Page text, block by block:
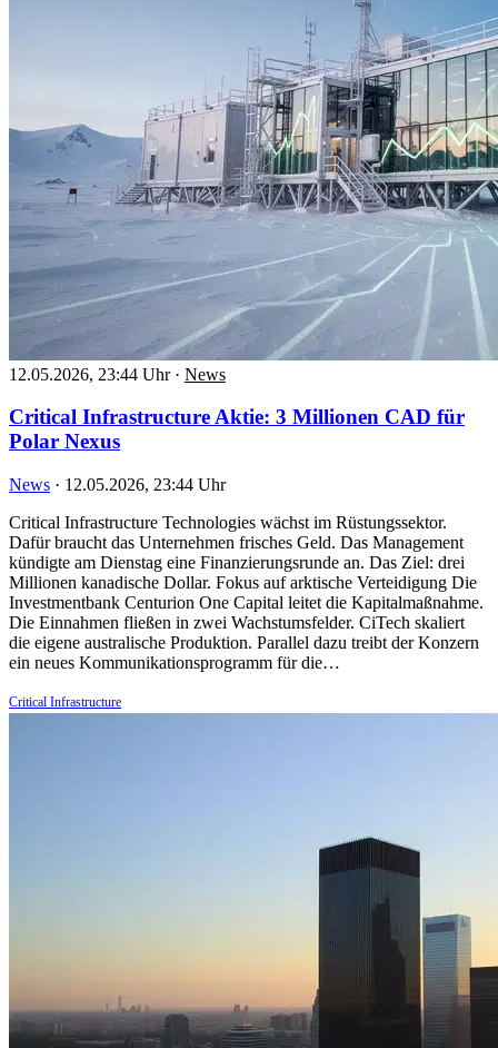
12.05.2026, 23:44 Uhr · News
Critical Infrastructure Aktie: 3 Millionen CAD für
Polar Nexus
News · 12.05.2026, 23:44 Uhr
Critical Infrastructure Technologies wächst im Rüstungssektor.
Dafür braucht das Unternehmen frisches Geld. Das Management
kündigte am Dienstag eine Finanzierungsrunde an. Das Ziel: drei
Millionen kanadische Dollar. Fokus auf arktische Verteidigung Die
Investmentbank Centurion One Capital leitet die Kapitalmaßnahme.
Die Einnahmen fließen in zwei Wachstumsfelder. CiTech skaliert
die eigene australische Produktion. Parallel dazu treibt der Konzern
ein neues Kommunikationsprogramm für die…
Critical Infrastructure